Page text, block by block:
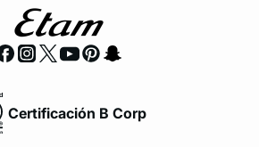
Certificación B Corp